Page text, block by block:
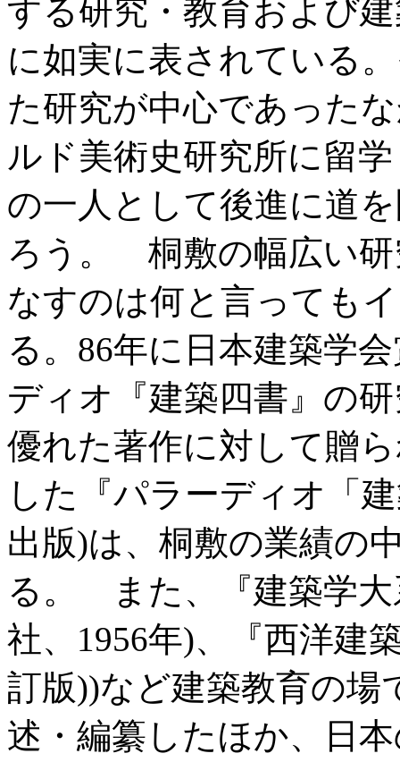
する研究・教育および
に如実に表されている
た研究が中心であった
ルド美術史研究所に留
の一人として後進に道
ろう。 桐敷の幅広い研
なすのは何と言っても
る。86年に日本建築学
ディオ『建築四書』の
優れた著作に対して贈
した『パラーディオ「
出版)は、桐敷の業績の
る。 また、『建築学大
社、1956年)、『西洋建
訂版))など建築教育の場
述・編纂したほか、日